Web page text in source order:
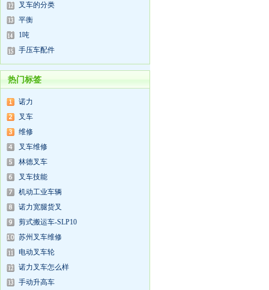
叉车的分类
平衡
1吨
手压车配件
热门标签
诺力
叉车
维修
叉车维修
林德叉车
叉车技能
机动工业车辆
诺力宽腿货叉
剪式搬运车-SLP10
苏州叉车维修
电动叉车轮
诺力叉车怎么样
手动升高车